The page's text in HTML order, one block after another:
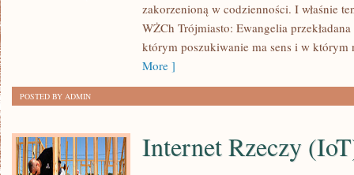
WYCIECZKI
MORSKIE
zakorzenioną w codzienności. I właśnie
WŻCh Trójmiasto: Ewangelia
którym poszukiwanie ma sens i w którym
More ]
POSTED BY ADMIN
Internet Rzeczy